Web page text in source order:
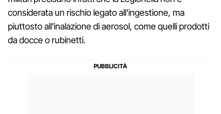
considerata un rischio legato all'ingestione, ma
piuttosto all'inalazione di aerosol, come quelli prodotti
da docce o rubinetti.